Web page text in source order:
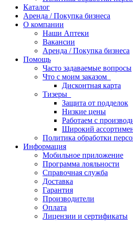
Каталог
Аренда / Покупка бизнеса
О компании
Наши Аптеки
Вакансии
Аренда / Покупка бизнеса
Помощь
Часто задаваемые вопросы
Что с моим заказом
Дисконтная карта
Тизеры
Защита от подделок
Низкие цены
Работаем с
Широкий
Политика обработки
Информация
Мобильное приложение
Программа лояльности
Справочная служба
Доставка
Гарантия
Производители
Оплата
Лицензии и сертификаты